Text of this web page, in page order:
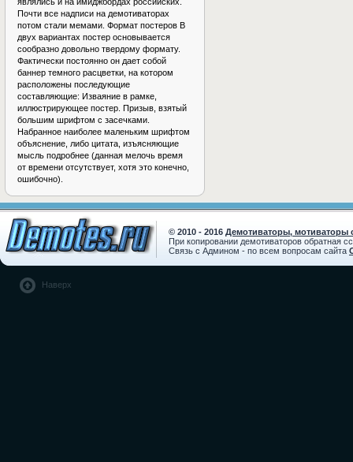
Почти все надписи на демотиваторах
потом стали мемами. Формат постеров В
двух вариантах постер основывается
сообразно довольно твердому формату.
Фактически постоянно он дает собой
баннер темного расцветки, на котором
расположены последующие
составляющие: Изваяние в рамке,
иллюстрирующее постер. Призыв, взятый
большим шрифтом с засечками.
Набранное наиболее маленьким шрифтом
объяснение, либо цитата, изъясняющие
мысль подробнее (данная мелочь время
от времени отсутствует, хотя это конечно,
ошибочно).
© 2010 - 2016 Демотиваторы, мотиваторы
При копировании демотиваторов обратная
Связь с Админом - по всем вопросам сайта
Наверх